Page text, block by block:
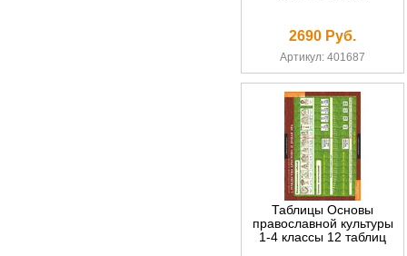
2690 Руб.
Артикул: 401687
Таблицы Основы
православной культуры
1-4 классы 12 таблиц